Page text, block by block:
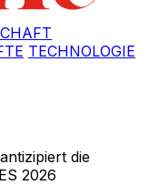
TECHNOLOGIE
die
2026